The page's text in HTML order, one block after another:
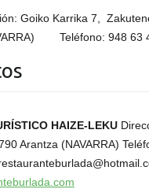
Goiko Karrika 7,
Teléfono: 948 63
HAIZE-LEKU
Arantza (NAVARRA)